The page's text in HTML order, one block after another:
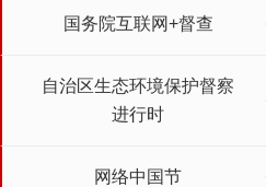
国务院互联网+督查
自治区生态环境保护督察
进行时
网络中国节